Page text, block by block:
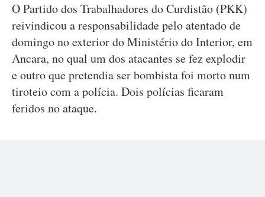
O Partido dos Trabalhadores do Curdistão (PKK)
reivindicou a responsabilidade pelo atentado de
domingo no exterior do Ministério do Interior, em
Ancara, no qual um dos atacantes se fez explodir
e outro que pretendia ser bombista foi morto num
tiroteio com a polícia. Dois polícias ficaram
feridos no ataque.